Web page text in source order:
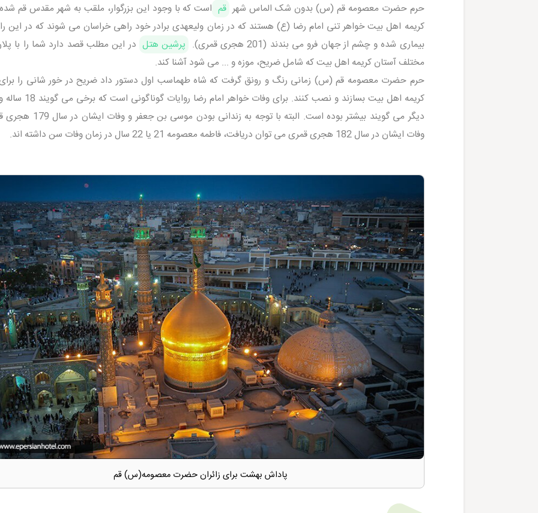
حرم حضرت معصومه قم (س) بدون شک الماس شهر قم است که با وجود این بزرگوار، ملقب به شهر مقدس قم
کریمه اهل بیت خواهر تنی امام رضا (ع) هستند که در زمان ولیعهدی برادر خود راهی خراسان می شوند که در این
بیماری شده و چشم از جهان فرو می بندند (201 هجری قمری).
پرشین هتل در این مطلب قصد دارد شما را با
مختلف آستان کریمه اهل بیت که شامل ضریح، موزه و ... می شود آشنا کند.
حرم حضرت معصومه قم (س) زمانی رنگ و رونق گرفت که شاه طهماسب اول دستور داد ضریح در خور شانی را برای
کریمه اهل بیت بسازند و نصب کنند. برای وفات
دیگر می گویند بیشتر بوده است. البته با توجه به
وفات ایشان در سال 182 هجری قمری می توان دریافت، فاطمه معصومه 21 یا 22 سال در زمان وفات سن داشته اند.
پاداش بهشت برای زائران حضرت معصومه(س) قم